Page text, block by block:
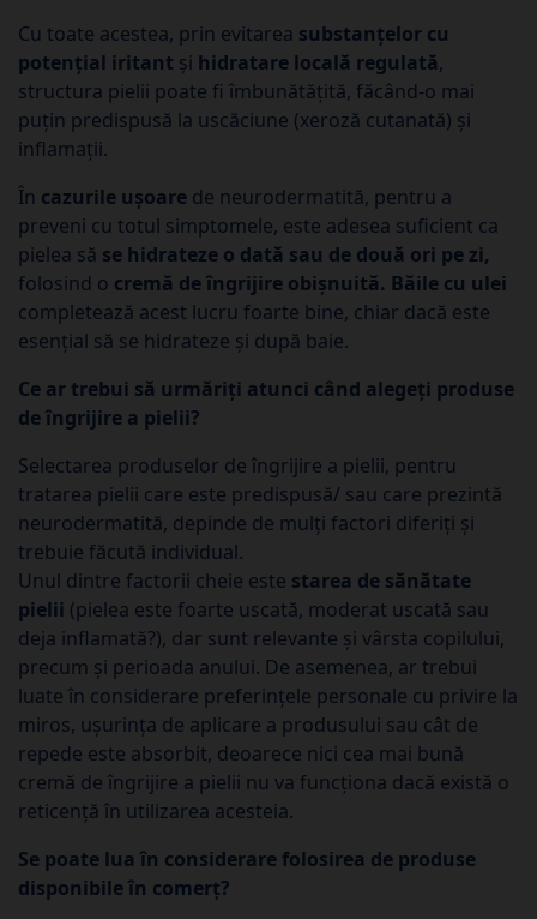
Cu toate acestea, prin evitarea substanțelor cu
potențial iritant și hidratare locală regulată,
structura pielii poate fi îmbunătățită, făcând-o mai
puțin predispusă la uscăciune (xeroză cutanată) și
inflamații.
În cazurile ușoare de neurodermatită, pentru a
preveni cu totul simptomele, este adesea suficient ca
pielea să se hidrateze o dată sau de două ori pe zi,
folosind o cremă de îngrijire obișnuită. Băile cu ulei
completează acest lucru foarte bine, chiar dacă este
esențial să se hidrateze și după baie.
Ce ar trebui să urmăriți atunci când alegeți produse
de îngrijire a pielii?
Selectarea produselor de îngrijire a pielii, pentru
tratarea pielii care este predispusă/ sau care prezintă
neurodermatită, depinde de mulți factori diferiți și
trebuie făcută individual.
Unul dintre factorii cheie este starea de sănătate
pielii (pielea este foarte uscată, moderat uscată sau
deja inflamată?), dar sunt relevante și vârsta copilului,
precum și perioada anului. De asemenea, ar trebui
luate în considerare preferințele personale cu privire la
miros, ușurința de aplicare a produsului sau cât de
repede este absorbit, deoarece nici cea mai bună
cremă de îngrijire a pielii nu va funcționa dacă există o
reticență în utilizarea acesteia.
Se poate lua în considerare folosirea de produse
disponibile în comerț?